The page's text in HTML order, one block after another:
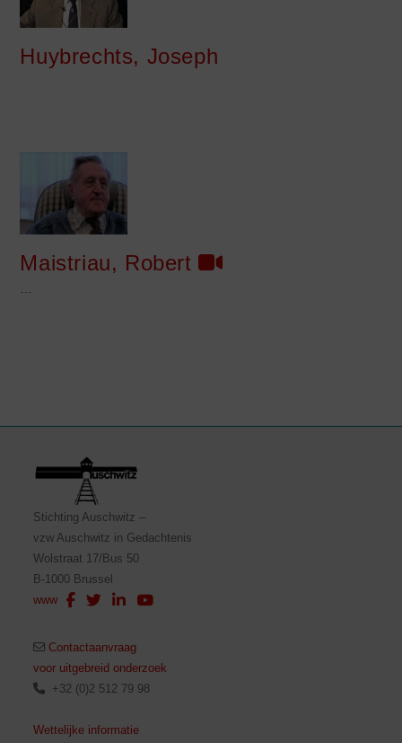
Huybrechts, Joseph
Maistriau, Robert
Stichting Auschwitz –
vzw Auschwitz in Gedachtenis
Wolstraat 17/Bus 50
B-1000 Brussel
www
Contactaanvraag
voor uitgebreid onderzoek
+32 (0)2 512 79 98
Wettelijke informatie